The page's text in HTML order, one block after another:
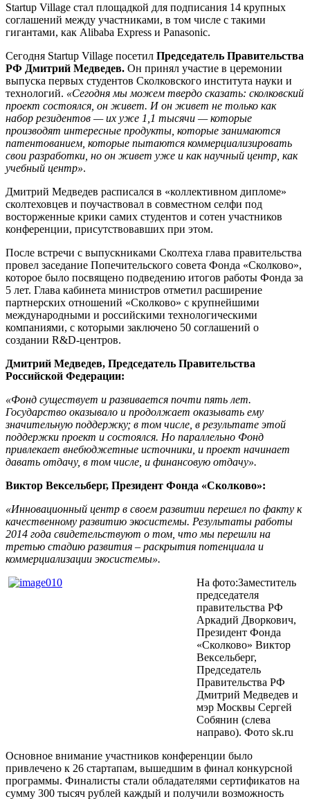
Startup Village стал площадкой для подписания 14 крупных
соглашений между участниками, в том числе с такими
гигантами, как Alibaba Express и Panasonic.
Сегодня Startup Village посетил Председатель Правительства
РФ Дмитрий Медведев. Он принял участие в церемонии
выпуска первых студентов Сколковского института науки и
технологий. «Сегодня мы можем твердо сказать: сколковский
проект состоялся, он живет. И он живет не только как
набор резидентов — их уже 1,1 тысячи — которые
производят интересные продукты, которые занимаются
патентованием, которые пытаются коммерциализировать
свои разработки, но он живет уже и как научный центр, как
учебный центр».
Дмитрий Медведев расписался в «коллективном дипломе»
сколтеховцев и поучаствовал в совместном селфи под
восторженные крики самих студентов и сотен участников
конференции, присутствовавших при этом.
После встречи с выпускниками Сколтеха глава правительства
провел заседание Попечительского совета Фонда «Сколково»,
которое было посвящено подведению итогов работы Фонда за
5 лет. Глава кабинета министров отметил расширение
партнерских отношений «Сколково» с крупнейшими
международными и российскими технологическими
компаниями, с которыми заключено 50 соглашений о
создании R&D-центров.
Дмитрий Медведев, Председатель Правительства
Российской Федерации:
«Фонд существует и развивается почти пять лет.
Государство оказывало и продолжает оказывать ему
значительную поддержку; в том числе, в результате этой
поддержки проект и состоялся. Но параллельно Фонд
привлекает внебюджетные источники, и проект начинает
давать отдачу, в том числе, и финансовую отдачу».
Виктор Вексельберг, Президент Фонда «Сколково»:
«Инновационный центр в своем развитии перешел по факту к
качественному развитию экосистемы. Результаты работы
2014 года свидетельствуют о том, что мы перешли на
третью стадию развития – раскрытия потенциала и
коммерциализации экосистемы».
На фото:Заместитель
председателя
правительства РФ
Аркадий Дворкович,
Президент Фонда
«Сколково» Виктор
Вексельберг,
Председатель
Правительства РФ
Дмитрий Медведев и
мэр Москвы Сергей
Собянин (слева
направо). Фото sk.ru
Основное внимание участников конференции было
привлечено к 26 стартапам, вышедшим в финал конкурсной
программы. Финалисты стали обладателями сертификатов на
сумму 300 тысяч рублей каждый и получили возможность